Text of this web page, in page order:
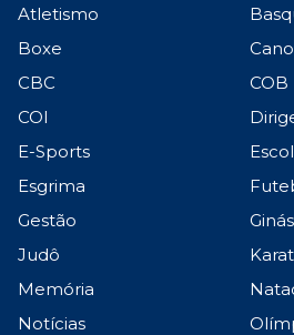
Atletismo
Boxe
CBC
COB
COI
E-Sports
Esgrima
Gestão
Judô
Memória
Notícias